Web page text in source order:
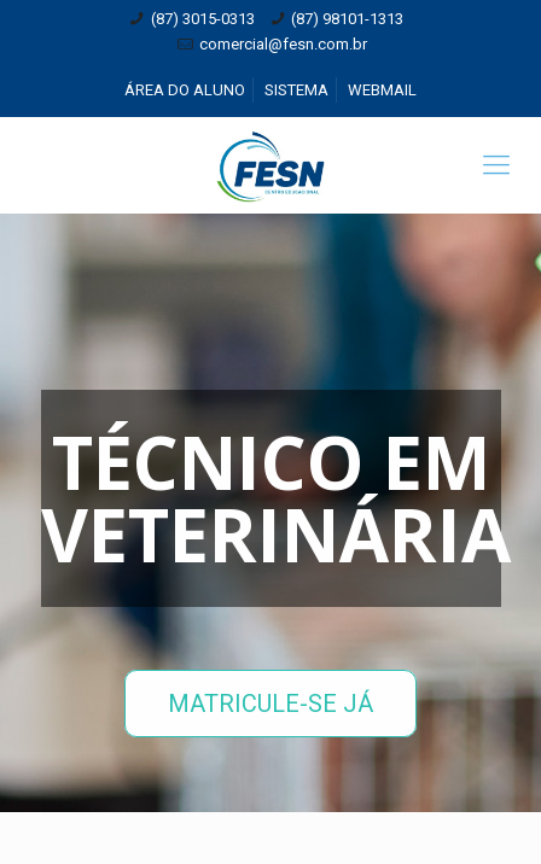
(87) 3015-0313
(87) 98101-1313
comercial@fesn.com.br
ÁREA DO ALUNO SISTEMA WEBMAIL
TÉCNICO EM
VETERINÁRIA
MATRICULE-SE JÁ